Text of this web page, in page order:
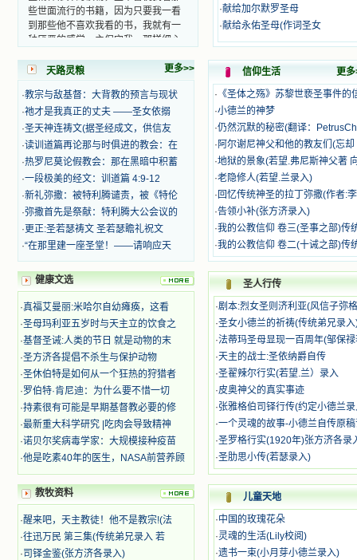
些世面流行的书籍，因为只要我一看
到那些他不喜欢我看的书，我就有一
种厌恶的感觉。主保守我，那样细心
地防护着我，从那以后我从未读过一
本不良的书籍。 善良的书使人向
善，这些圣人的作品，渐渐地印在了
我的脑子里。读这些圣书时，我思潮
汹涌起伏，欣喜不能自已。书中谈到
这些圣人们如何在与主的交往中得到
灵命的更新，德行的馨香如何上达天
庭。啊，在这世上曾住过那么多热心
的圣人，为了传播福音，他们告别亲
人，舍下了他们手中的一切，轻快地
踏上了异国他乡，到没有人知道真神
的世界里去。啊，若不是主的引领，
我可能到死还不认识他们呢！ 我
的心灵从主给我的这些圣人的言行中
选取了最美的色彩；当他们的一生在
我面前展开时，我是多么的惊奇、兴
奋啊！当我读到他们为主而受人逼
迫、凌辱，为将福音广传而被人追杀
时，我为他们的在天之灵祈祷，我哭
着，为自已的同胞带给他们的苦难而
哀号。我一遍遍地重读那一行行被我
的斑斑泪痕弄得模糊不清的字句，那
些被主的爱火所燃烧而离开家乡来到
中国的传教士，我多么爱你们啊！我
心中流淌着多少感激的泪水。 他
们受苦却觉得喜乐，因为他们爱主，
他们感到能为主受一点苦是多么喜乐
的事。他们受苦时仍在唱着感谢的
歌，因他们无法不称颂主，因主使他
们的心灵洋溢了快乐；他们激发了我
烧起一股无法扑灭的火焰，他们那强
读，一面想过着他们这样圣善的生
活，也立志不在这虚幻的尘世中寻求
安慰。我一读就是几个钟头，累了就
·献给加尔默罗圣母
·献给永佑圣母(作词圣女
天路灵粮 更多>>
·教宗与敌基督：大背教的预言与现状
·祂才是我真正的丈夫 ——圣女依搦
·圣天神连祷文(据圣经成文，供信友
·读训道篇再论那与时俱进的教会：在
·热罗尼莫论假教会：那在黑暗中积蓄
·一段极美的经文：训道篇 4:9-12
·新礼弥撒：被特利腾谴责，被《特伦
·弥撒首先是祭献：特利腾大公会议的
·更正:圣若瑟祷文 圣若瑟瞻礼祝文
·“在那里建一座圣堂！——请响应天
信仰生活
更
· 《圣体之殇》苏黎世亵圣事件的
·小德兰的神梦
·仍然沉默的秘密(翻译：
· 阿尔谢尼神父和他的教友们(忘却
·地狱的景象(若望.弗尼斯神父著
·老隐修人(若望.兰录入)
· 回忆传统神圣的拉丁弥撒(作者:
·告领小补(张方济录入)
·我的公教信仰 卷三(圣事之部)传
·我的公教信仰 卷二(十诫之部)传
健康文选
·真福艾曼丽:米哈尔自幼瘫痪，这看
·圣母玛利亚五岁时与天主立的饮食之
·基督圣诫:人类的节日 就是动物的末
·圣方济各提倡不杀生与保护动物
·圣休伯特是如何从一个狂热的狩猎者
·罗伯特·肯尼迪：为什么要不惜一切
·持素很有可能是早期基督教必要的修
·最新重大科学研究 |吃肉会导致精神
·诺贝尔奖病毒学家：大规模接种疫苗
·他是吃素40年的医生，NASA前营养顾
圣人行传
·剧本:烈女圣则济利亚(风信子弥
·圣女小德兰的祈祷(传统弟兄录入
·法蒂玛圣母显现一百周年(邹保
·天主的战士:圣依纳爵自传
·圣翟辣尔行实(若望.兰）录入
·皮奥神父的真实事迹
·张雅格伯司铎行传(约定小德兰
·一个灵魂的故事-小德兰自传原
·圣罗格行实(1920年)张方济各录
·圣肋思小传(若瑟录入)
教牧资料
·醒来吧，天主教徒！他不是教宗!(法
·往迅万民 第三集(传统弟兄录入 若
·司铎金鉴(张方济各录入)
儿童天地
·中国的玫瑰花朵
·灵魂的生活(Lily校阅)
·遗书一束(小月芽小德兰录入)